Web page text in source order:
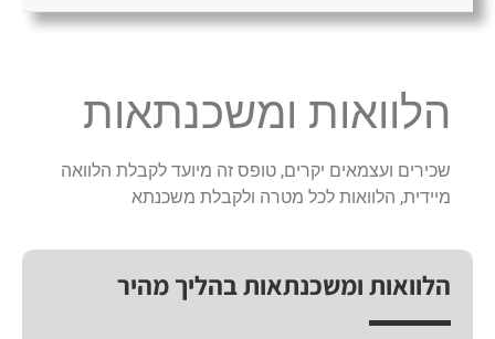
הלוואות ומשכנתאות
שכירים ועצמאים יקרים, טופס זה מיועד לקבלת הלוואה
מיידית, הלוואות לכל מטרה ולקבלת משכנתא
הלוואות ומשכנתאות בהליך מהיר